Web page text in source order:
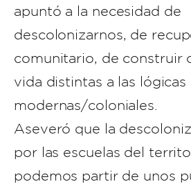
apuntó a la necesidad de
descolonizarnos, de
comunitario, de construir
vida distintas a las lógicas
modernas/coloniales.
Aseveró que la
por las escuelas del
podemos partir de unos